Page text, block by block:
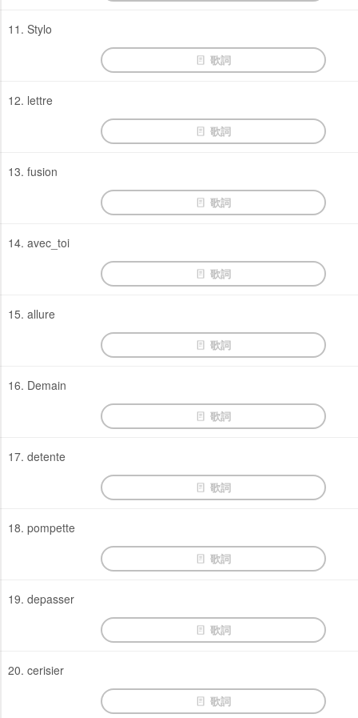
11. Stylo
歌詞
12. lettre
歌詞
13. fusion
歌詞
14. avec_toi
歌詞
15. allure
歌詞
16. Demain
歌詞
17. detente
歌詞
18. pompette
歌詞
19. depasser
歌詞
20. cerisier
歌詞